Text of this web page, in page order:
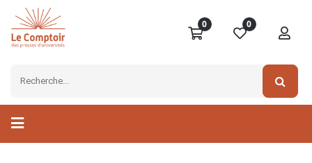
0 0